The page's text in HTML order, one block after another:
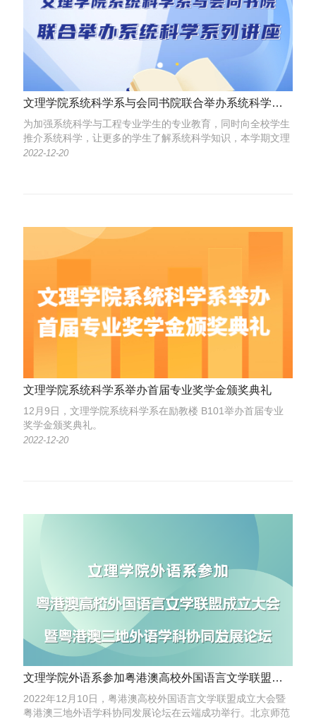
文理学院系统科学系与会同书院联合举办系统科学系列讲座
为加强系统科学与工程专业学生的专业教育，同时向全校学生
推介系统科学，让更多的学生了解系统科学知识，本学期文理
学院系统科学系与会同书院立身研学会联合举办了系统科学系
2022-12-20
文理学院系统科学系举办首届专业奖学金颁奖典礼
12月9日，文理学院系统科学系在励教楼 B101举办首届专业
奖学金颁奖典礼。
2022-12-20
文理学院外语系参加粤港澳高校外国语言文学联盟成立大会暨粤港澳三地外语学科协同发展论坛
2022年12月10日，粤港澳高校外国语言文学联盟成立大会暨
粤港澳三地外语学科协同发展论坛在云端成功举行。北京师范